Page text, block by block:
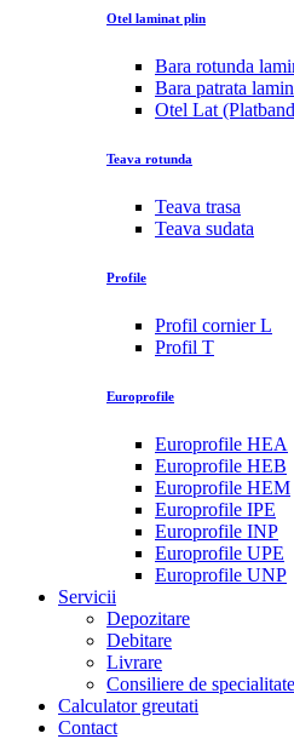
Otel laminat plin
Bara rotunda
Bara patrata
Otel Lat
Teava rotunda
Teava trasa
Teava sudata
Profile
Profil cornier L
Profil T
Europrofile
Europrofile HEA
Europrofile HEB
Europrofile HEM
Europrofile IPE
Europrofile INP
Europrofile UPE
Europrofile UNP
Servicii
Depozitare
Debitare
Livrare
Consiliere de specialitate
Calculator greutati
Contact